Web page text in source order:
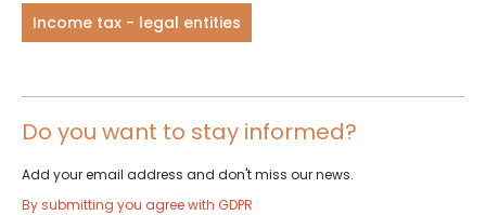
Income tax - legal entities
Do you want to stay informed?
Add your email address and don't miss our news.
By submitting you agree with GDPR